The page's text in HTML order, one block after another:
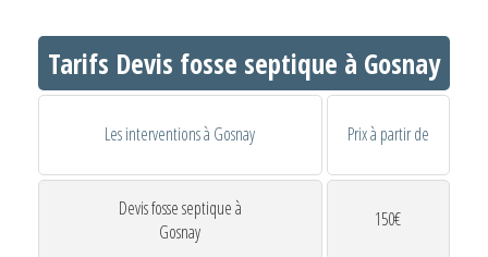
Tarifs Devis fosse septique à Gosnay
Les interventions à Gosnay Prix à partir de
Devis fosse septique à
Gosnay
150€